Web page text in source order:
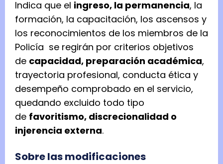
Indica que el ingreso, la permanencia, la
formación, la capacitación, los ascensos y
los reconocimientos de los miembros de la
Policía se regirán por criterios objetivos
de capacidad, preparación académica,
trayectoria profesional, conducta ética y
desempeño comprobado en el servicio,
quedando excluido todo tipo
de favoritismo, discrecionalidad o
injerencia externa.
Sobre las modificaciones